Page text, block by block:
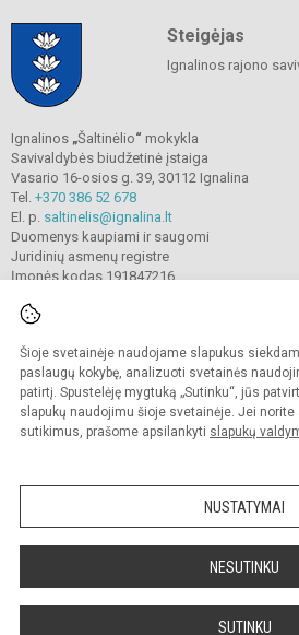
Šioje svetainėje naudojame slapukus
paslaugų kokybę, analizuoti svetainės
patirtį. Spustelėję mygtuką „Sutinku“, jūs
slapukų naudojimu šioje svetainėje. Jei
sutikimus, prašome apsilankyti slapukų
NUSTATYMAI
NESUTINKU
SUTINKU
Steigėjas
Ignalinos rajono
Ignalinos „Šaltinėlio“ mokykla
Savivaldybės biudžetinė įstaiga
Vasario 16-osios g. 39, 30112 Ignalina
Tel. +370 386 52 678
El. p. saltinelis@ignalina.lt
Duomenys kaupiami ir saugomi
Juridinių asmenų registre
Įmonės kodas 191847216
© 2022. Ignalinos„Šaltinėlio “mokykla.
Kopijuoti turinį be raštiško gimnazijos
Prieinamumo paraiška
Sumanus būdas atnaujinti